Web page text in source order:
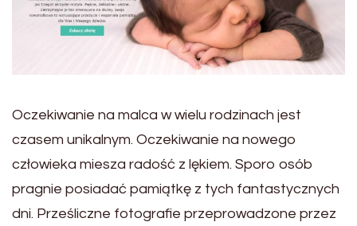
Oczekiwanie na malca w wielu rodzinach jest
czasem unikalnym. Oczekiwanie na nowego
człowieka miesza radość z lękiem. Sporo osób
pragnie posiadać pamiątkę z tych fantastycznych
dni. Prześliczne fotografie przeprowadzone przez